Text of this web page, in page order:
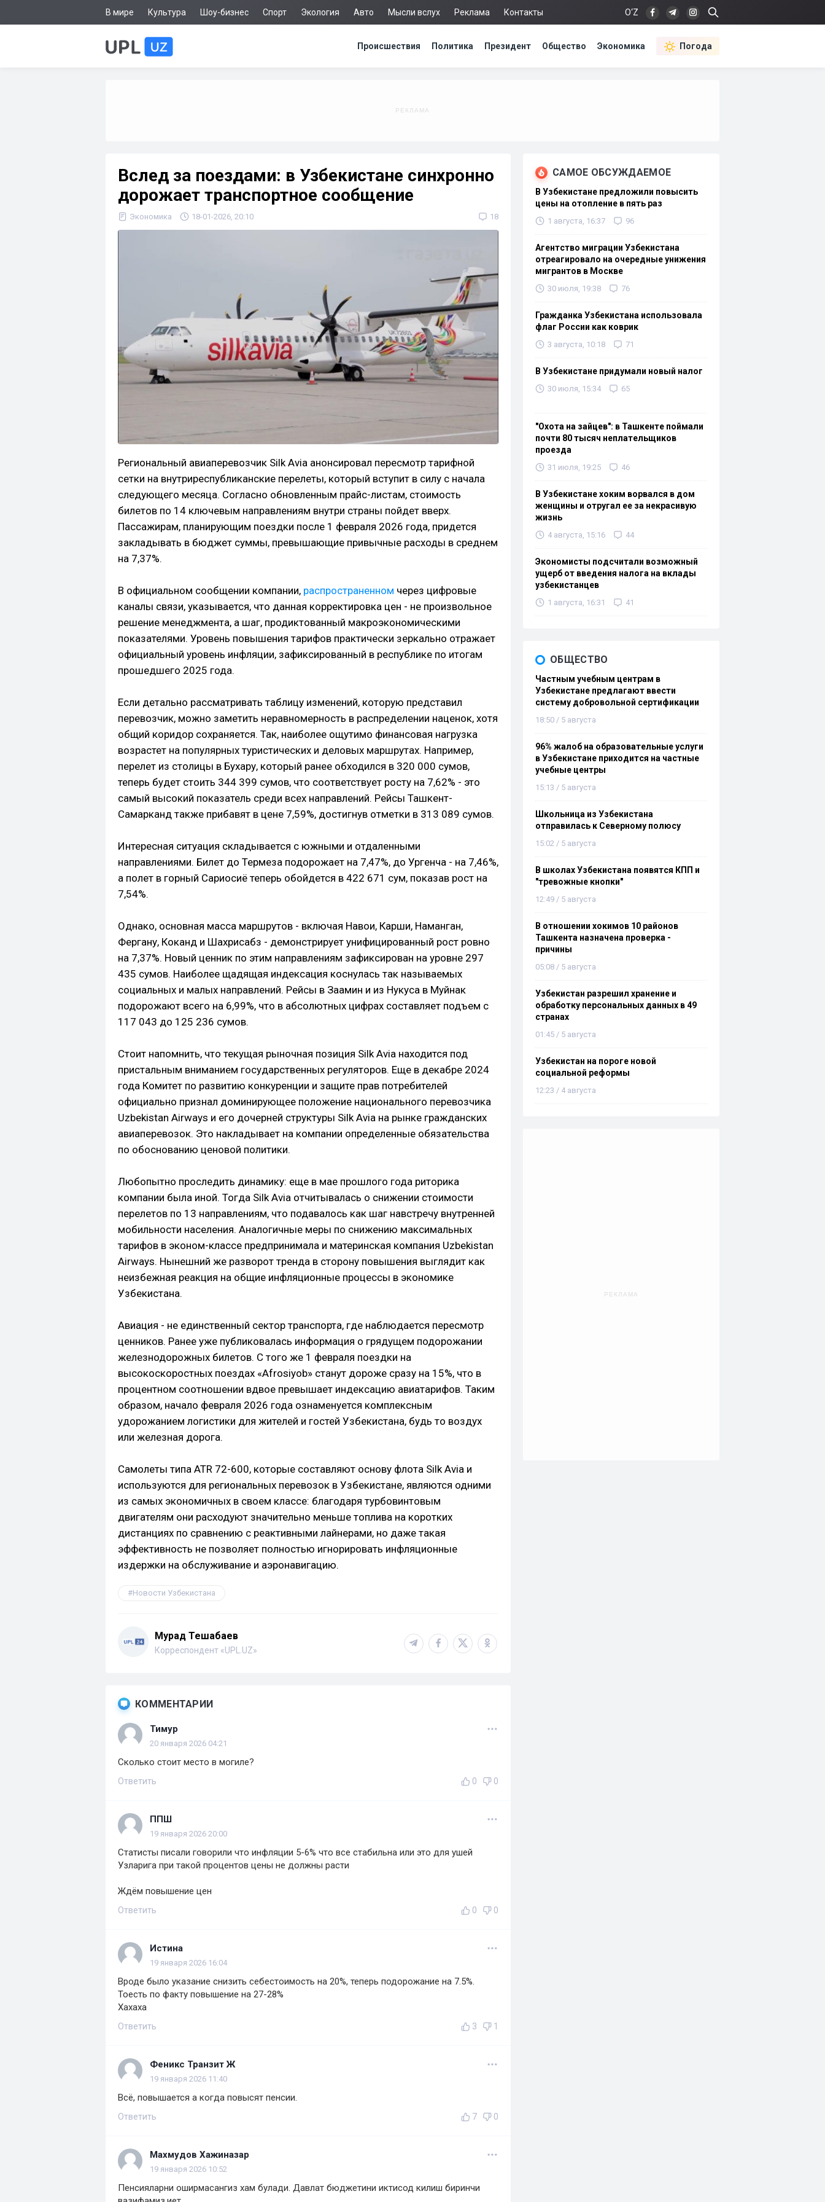
В мире Культура Шоу-бизнес Спорт Экология Авто Мысли вслух Реклама Контакты O‘Z
Происшествия Политика Президент Общество Экономика Погода
Вслед за поездами: в Узбекистане синхронно
дорожает транспортное сообщение
Экономика 18-01-2026, 20:10 18
Региональный авиаперевозчик Silk Avia анонсировал пересмотр тарифной
сетки на внутриреспубликанские перелеты, который вступит в силу с начала
следующего месяца. Согласно обновленным прайс-листам, стоимость
билетов по 14 ключевым направлениям внутри страны пойдет вверх.
Пассажирам, планирующим поездки после 1 февраля 2026 года, придется
закладывать в бюджет суммы, превышающие привычные расходы в среднем
на 7,37%.
В официальном сообщении компании, распространенном через цифровые
каналы связи, указывается, что данная корректировка цен - не произвольное
решение менеджмента, а шаг, продиктованный макроэкономическими
показателями. Уровень повышения тарифов практически зеркально отражает
официальный уровень инфляции, зафиксированный в республике по итогам
прошедшего 2025 года.
Если детально рассматривать таблицу изменений, которую представил
перевозчик, можно заметить неравномерность в распределении наценок, хотя
общий коридор сохраняется. Так, наиболее ощутимо финансовая нагрузка
возрастет на популярных туристических и деловых маршрутах. Например,
перелет из столицы в Бухару, который ранее обходился в 320 000 сумов,
теперь будет стоить 344 399 сумов, что соответствует росту на 7,62% - это
самый высокий показатель среди всех направлений. Рейсы Ташкент-
Самарканд также прибавят в цене 7,59%, достигнув отметки в 313 089 сумов.
Интересная ситуация складывается с южными и отдаленными
направлениями. Билет до Термеза подорожает на 7,47%, до Ургенча - на 7,46%,
а полет в горный Сариосиё теперь обойдется в 422 671 сум, показав рост на
7,54%.
Однако, основная масса маршрутов - включая Навои, Карши, Наманган,
Фергану, Коканд и Шахрисабз - демонстрирует унифицированный рост ровно
на 7,37%. Новый ценник по этим направлениям зафиксирован на уровне 297
435 сумов. Наиболее щадящая индексация коснулась так называемых
социальных и малых направлений. Рейсы в Заамин и из Нукуса в Муйнак
подорожают всего на 6,99%, что в абсолютных цифрах составляет подъем с
117 043 до 125 236 сумов.
Стоит напомнить, что текущая рыночная позиция Silk Avia находится под
пристальным вниманием государственных регуляторов. Еще в декабре 2024
года Комитет по развитию конкуренции и защите прав потребителей
официально признал доминирующее положение национального перевозчика
Uzbekistan Airways и его дочерней структуры Silk Avia на рынке гражданских
авиаперевозок. Это накладывает на компании определенные обязательства
по обоснованию ценовой политики.
Любопытно проследить динамику: еще в мае прошлого года риторика
компании была иной. Тогда Silk Avia отчитывалась о снижении стоимости
перелетов по 13 направлениям, что подавалось как шаг навстречу внутренней
мобильности населения. Аналогичные меры по снижению максимальных
тарифов в эконом-классе предпринимала и материнская компания Uzbekistan
Airways. Нынешний же разворот тренда в сторону повышения выглядит как
неизбежная реакция на общие инфляционные процессы в экономике
Узбекистана.
Авиация - не единственный сектор транспорта, где наблюдается пересмотр
ценников. Ранее уже публиковалась информация о грядущем подорожании
железнодорожных билетов. С того же 1 февраля поездки на
высокоскоростных поездах «Afrosiyob» станут дороже сразу на 15%, что в
процентном соотношении вдвое превышает индексацию авиатарифов. Таким
образом, начало февраля 2026 года ознаменуется комплексным
удорожанием логистики для жителей и гостей Узбекистана, будь то воздух
или железная дорога.
Самолеты типа ATR 72-600, которые составляют основу флота Silk Avia и
используются для региональных перевозок в Узбекистане, являются одними
из самых экономичных в своем классе: благодаря турбовинтовым
двигателям они расходуют значительно меньше топлива на коротких
дистанциях по сравнению с реактивными лайнерами, но даже такая
эффективность не позволяет полностью игнорировать инфляционные
издержки на обслуживание и аэронавигацию.
Новости Узбекистана
Мурад Тешабаев
Корреспондент «UPL.UZ»
КОММЕНТАРИИ
Тимур
20 января 2026 04:21
Сколько стоит место в могиле?
Ответить 0 0
ППШ
19 января 2026 20:00
Статисты писали говорили что инфляции 5-6% что все стабильна или это для ушей
Узларига при такой процентов цены не должны расти
Ждём повышение цен
Ответить 0 0
Истина
19 января 2026 16:04
Вроде было указание снизить себестоимость на 20%, теперь подорожание на 7.5%.
Тоесть по факту повышение на 27-28%
Хахаха
Ответить 3 1
Феникс Транзит Ж
19 января 2026 11:40
Всё, повышается а когда повысят пенсии.
Ответить 7 0
Махмудов Хажиназар
19 января 2026 10:52
Пенсияларни оширмасангиз хам булади. Давлат бюджетини иктисод килиш биринчи
САМОЕ ОБСУЖДАЕМОЕ
В Узбекистане предложили повысить
цены на отопление в пять раз
1 августа, 16:37 96
Агентство миграции Узбекистана
отреагировало на очередные унижения
мигрантов в Москве
30 июля, 19:38 76
Гражданка Узбекистана использовала
флаг России как коврик
3 августа, 10:18 71
В Узбекистане придумали новый налог
30 июля, 15:34 65
"Охота на зайцев": в Ташкенте поймали
почти 80 тысяч неплательщиков
проезда
31 июля, 19:25 46
В Узбекистане хоким ворвался в дом
женщины и отругал ее за некрасивую
жизнь
4 августа, 15:16 44
Экономисты подсчитали возможный
ущерб от введения налога на вклады
узбекистанцев
1 августа, 16:31 41
ОБЩЕСТВО
Частным учебным центрам в
Узбекистане предлагают ввести
систему добровольной сертификации
18:50 / 5 августа
96% жалоб на образовательные услуги
в Узбекистане приходится на частные
учебные центры
15:13 / 5 августа
Школьница из Узбекистана
отправилась к Северному полюсу
15:02 / 5 августа
В школах Узбекистана появятся КПП и
"тревожные кнопки"
12:49 / 5 августа
В отношении хокимов 10 районов
Ташкента назначена проверка -
причины
05:08 / 5 августа
Узбекистан разрешил хранение и
обработку персональных данных в 49
странах
01:45 / 5 августа
Узбекистан на пороге новой
социальной реформы
12:23 / 4 августа